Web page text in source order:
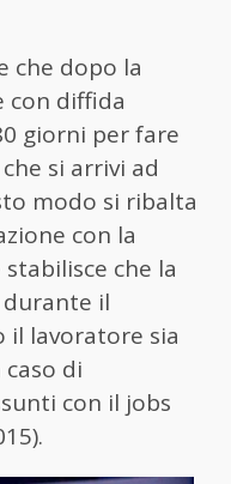
che dopo la
con diffida
giorni per fare
si arrivi ad
modo si ribalta
con la
che la
il
il lavoratore sia
di
con il jobs